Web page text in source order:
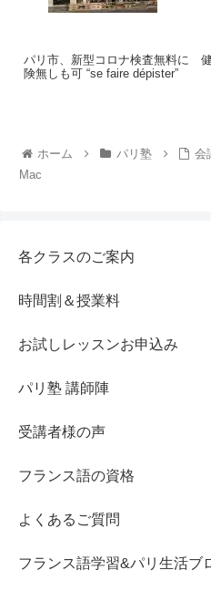
パリ市、新型コロナ検査無料に
険無しも可 “se faire dépister”
ホーム パリ塾
会
Mac
各クラスのご案内
時間割＆授業料
お試しレッスンお申込み
パリ塾 講師陣
受講者様の声
フランス語の資格
よくあるご質問
フランス語学習&パリ生活ブ